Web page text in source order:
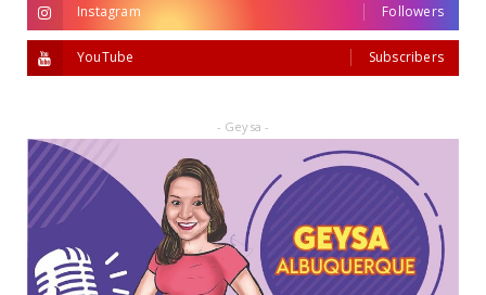
Instagram Followers
YouTube Subscribers
- Geysa -